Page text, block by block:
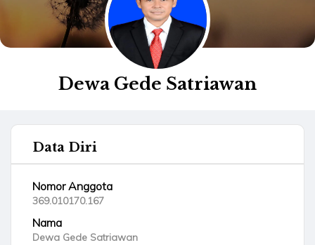
Dewa Gede Satriawan
Data Diri
Nomor Anggota
369.010170.167
Nama
Dewa Gede Satriawan